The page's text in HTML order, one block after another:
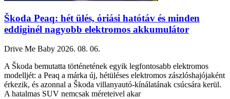
Škoda Peaq: hét ülés, óriási hatótáv és minden
eddiginél nagyobb elektromos akkumulátor
Drive Me Baby 2026. 08. 06.
A Škoda bemutatta történetének egyik legfontosabb elektromos
modelljét: a Peaq a márka új, hétüléses elektromos zászlóshajójaként
érkezik, és azonnal a Škoda villanyautó-kínálatának csúcsára kerül.
A hatalmas SUV nemcsak méreteivel akar